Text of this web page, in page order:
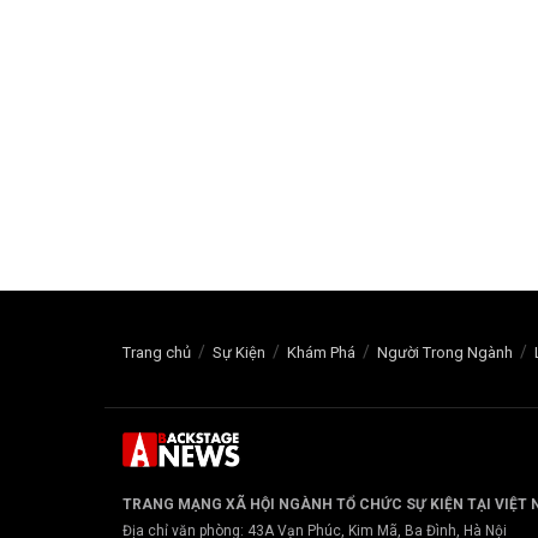
Trang chủ Sự Kiện Khám Phá Người Trong Ngành
TRANG MẠNG XÃ HỘI NGÀNH TỔ CHỨC SỰ KIỆN TẠI VIỆT
Địa chỉ văn phòng: 43A Vạn Phúc, Kim Mã, Ba Đình, Hà Nội